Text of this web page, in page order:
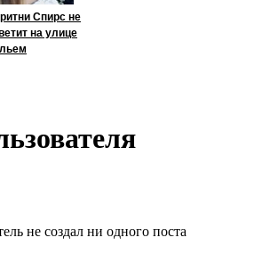
Спирс не
на улице
не создал ни одного поста